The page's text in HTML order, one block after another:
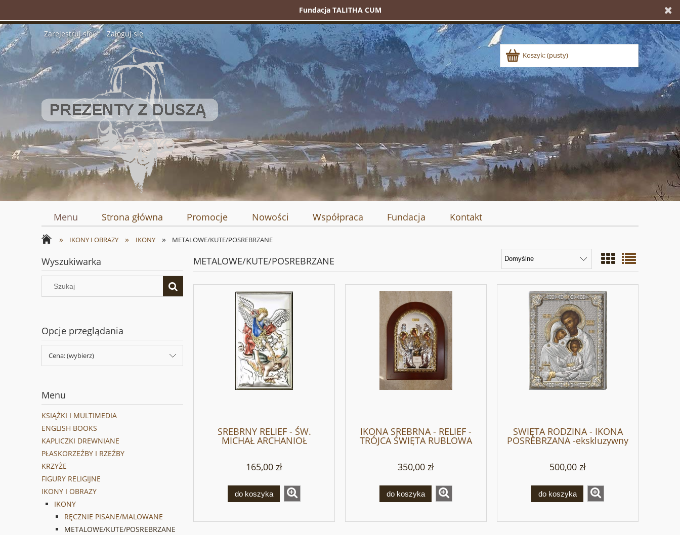
Fundacja TALITHA CUM
Zarejestruj się Zaloguj się
Koszyk:(pusty)
Menu Strona główna Promocje Nowości Współpraca Fundacja Kontakt
» IKONY I OBRAZY » IKONY » METALOWE/KUTE/POSREBRZANE
Wyszukiwarka
Opcje przeglądania
Cena: (wybierz)
Menu
KSIĄŻKI I MULTIMEDIA
ENGLISH BOOKS
KAPLICZKI DREWNIANE
PŁASKORZEŹBY I RZEŹBY
KRZYŻE
FIGURY RELIGIJNE
IKONY I OBRAZY
IKONY
RĘCZNIE PISANE/MALOWANE
METALOWE/KUTE/POSREBRZANE
METALOWE/KUTE/POSREBRZANE
SREBRNY RELIEF - ŚW.
MICHAŁ ARCHANIOŁ
165,00 zł
do koszyka
IKONA SREBRNA - RELIEF -
TRÓJCA ŚWIĘTA RUBLOWA
350,00 zł
do koszyka
SWIĘTA RODZINA - IKONA
POSREBRZANA -ekskluzywny
500,00 zł
do koszyka